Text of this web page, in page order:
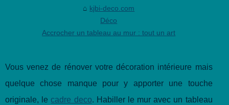
kjbi-deco.com
Déco
Accrocher un tableau au mur : tout un art
Vous venez de rénover votre décoration intérieure mais
quelque chose manque pour y apporter une touche
originale, le cadre deco. Habiller le mur avec un tableau